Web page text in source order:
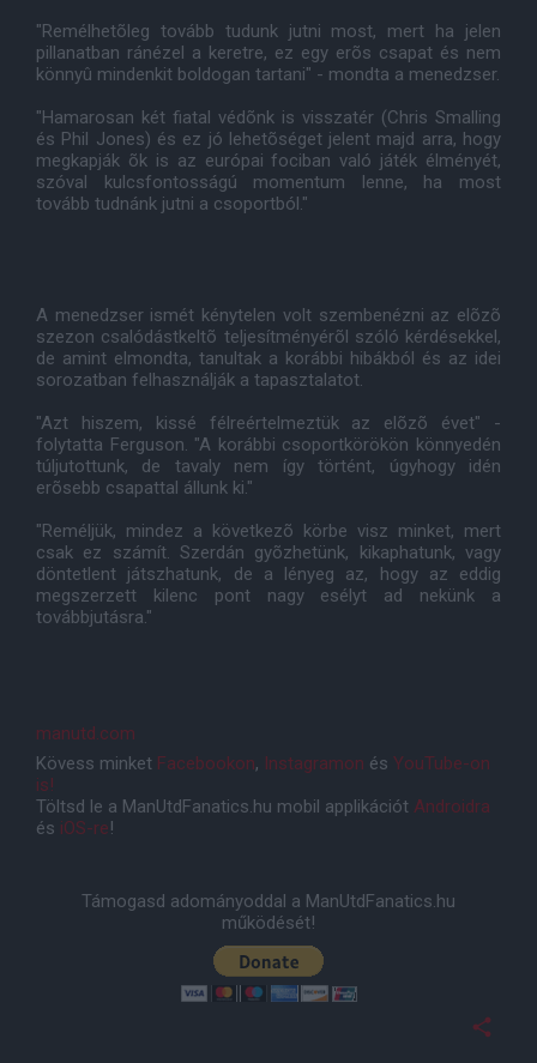
"Remélhetõleg tovább tudunk jutni most, mert ha jelen
pillanatban ránézel a keretre, ez egy erõs csapat és nem
könnyû mindenkit boldogan tartani" - mondta a menedzser.
"Hamarosan két fiatal védõnk is visszatér (Chris Smalling
és Phil Jones) és ez jó lehetõséget jelent majd arra, hogy
megkapják õk is az európai fociban való játék élményét,
szóval kulcsfontosságú momentum lenne, ha most
tovább tudnánk jutni a csoportból."
A menedzser ismét kénytelen volt szembenézni az elõzõ
szezon csalódástkeltõ teljesítményérõl szóló kérdésekkel,
de amint elmondta, tanultak a korábbi hibákból és az idei
sorozatban felhasználják a tapasztalatot.
"Azt hiszem, kissé félreértelmeztük az elõzõ évet" -
folytatta Ferguson. "A korábbi csoportkörökön könnyedén
túljutottunk, de tavaly nem így történt, úgyhogy idén
erõsebb csapattal állunk ki."
"Reméljük, mindez a következõ körbe visz minket, mert
csak ez számít. Szerdán gyõzhetünk, kikaphatunk, vagy
döntetlent játszhatunk, de a lényeg az, hogy az eddig
megszerzett kilenc pont nagy esélyt ad nekünk a
továbbjutásra."
manutd.com
Kövess minket Facebookon, Instagramon és YouTube-on
is!
Töltsd le a ManUtdFanatics.hu mobil applikációt Androidra
és iOS-re!
Támogasd adományoddal a ManUtdFanatics.hu
működését!